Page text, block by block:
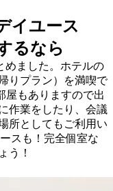
イユース
るなら
めました。ホテルの
りプラン）を満喫で
屋もありますので出
作業をしたり、会議
所としてもご利用い
スも！完全個室な
う！